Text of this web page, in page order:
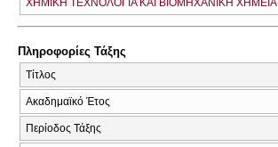
ΧΗΜΙΚΗ ΤΕΧΝΟΛΟΓΙΑ ΚΑΙ ΒΙΟΜΗΧΑΝΙΚΗ ΧΗΜΕΙΑ
Πληροφορίες Τάξης
Τίτλος
Ακαδημαϊκό Έτος
Περίοδος Τάξης